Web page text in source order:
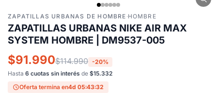
ZAPATILLAS URBANAS DE HOMBRE ·HOMBRE
ZAPATILLAS URBANAS NIKE AIR MAX
SYSTEM HOMBRE | DM9537-005
$91.990$114.990 -20%
Hasta 6 cuotas sin interés de $15.332
Oferta termina en4d 05:43:31